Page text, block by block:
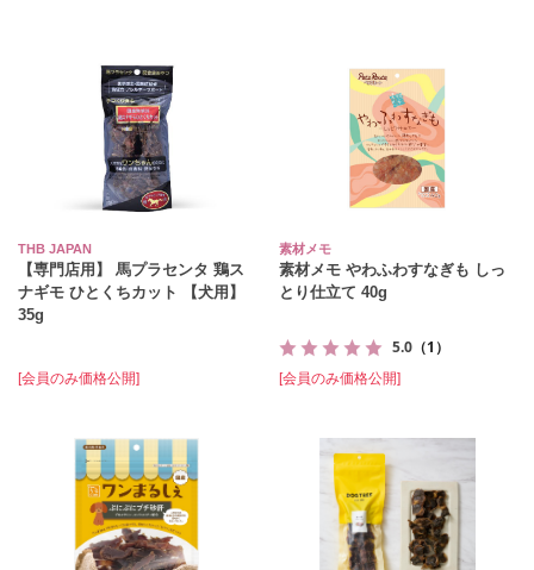
THB JAPAN
【専門店用】 馬プラセンタ 鶏ス
ナギモ ひとくちカット 【犬用】
35g
[会員のみ価格公開]
素材メモ
素材メモ やわふわすなぎも しっ
とり仕立て 40g
5.0 （1）
[会員のみ価格公開]